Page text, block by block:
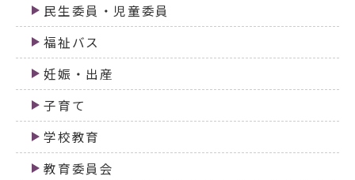
民生委員・児童委員
福祉バス
妊娠・出産
子育て
学校教育
教育委員会